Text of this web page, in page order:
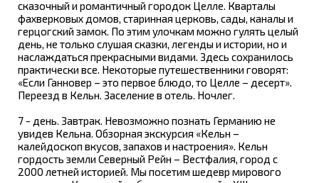
сказочный и романтичный городок Целле. Кварталы
фахверковых домов, старинная церковь, сады, каналы и
герцогский замок. По этим улочкам можно гулять целый
день, не только слушая сказки, легенды и истории, но и
наслаждаться прекрасными видами. Здесь сохранилось
практически все. Некоторые путешественники говорят:
«Если Ганновер – это первое блюдо, то Целле – десерт».
Переезд в Кельн. Заселение в отель. Ночлег.
7 - день. Завтрак. Невозможно познать Германию не
увидев Кельна. Обзорная экскурсия «Кельн –
калейдоскоп вкусов, запахов и настроения». Кельн
гордость земли Северный Рейн – Вестфалия, город с
2000 летней историей. Мы посетим шедевр мирового